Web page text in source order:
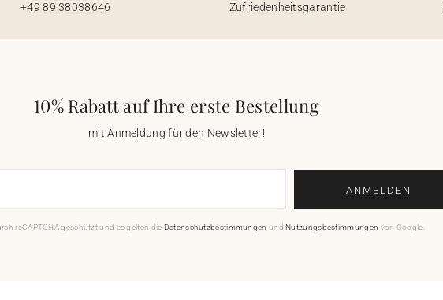
+49 89 38038646
Zufriedenheitsgarantie
10% Rabatt auf Ihre erste Bestellung
mit Anmeldung für den Newsletter!
ANMELDEN
reCAPTCHA geschützt und es gelten die Datenschutzbestimmungen und Nutzungsbestimmungen von Google.